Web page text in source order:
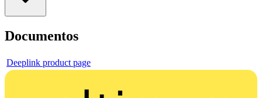
Documentos
Deeplink product page